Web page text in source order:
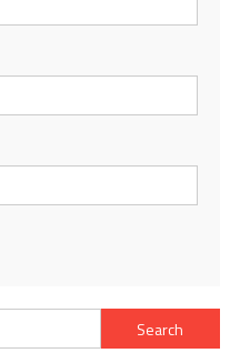
Search
for: